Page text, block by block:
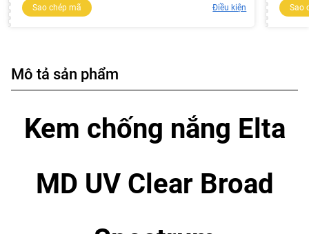
Sao chép mã Điều kiện Sao
Mô tả sản phẩm
Kem chống nắng Elta
MD UV Clear Broad